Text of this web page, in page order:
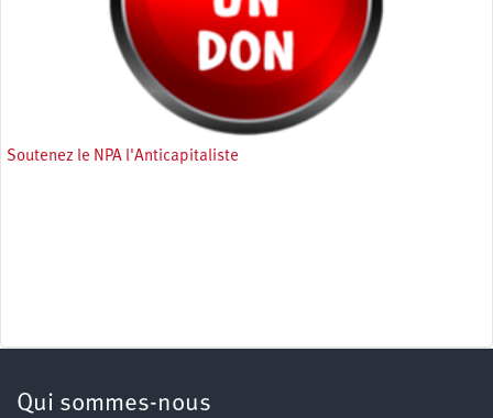
Soutenez le NPA l'Anticapitaliste
Qui sommes-nous